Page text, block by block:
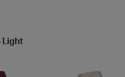
Light